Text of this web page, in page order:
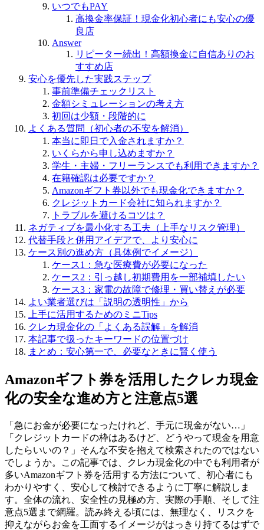
いつでもPAY
高換金率保証！現金化初心者にも安心の優
良店
Answer
リピーター続出！高額換金に自信ありのお
すすめ店
安心を優先した実践ステップ
事前準備チェックリスト
金額シミュレーションの考え方
初回は少額・段階的に
よくある質問（初心者の不安を解消）
本当に即日で入金されますか？
いくらから申し込めますか？
学生・主婦・フリーランスでも利用できますか？
在籍確認は必要ですか？
Amazonギフト券以外でも現金化できますか？
クレジットカード会社に知られますか？
トラブルを避けるコツは？
ネガティブを最小化する工夫（上手なリスク管理）
代替手段と併用アイデアで、より安心に
ケース別の進め方（具体例でイメージ）
ケース1：急な医療費が必要になった
ケース2：引っ越し初期費用を一部補填したい
ケース3：家電の故障で修理・買い替えが必要
よい業者選びは「説明の透明性」から
上手に活用するためのミニTips
クレカ現金化の「よくある誤解」を解消
本記事で扱ったキーワードの位置づけ
まとめ：安心第一で、必要なときに賢く使う
Amazonギフト券を活用したクレカ現金
化の安全な進め方と注意点5選
「急にお金が必要になったけれど、手元に現金がない…」
「クレジットカードの枠はあるけど、どうやって現金を用意
したらいいの？」そんな不安を抱えて検索されたのではない
でしょうか。この記事では、クレカ現金化の中でも利用者が
多いAmazonギフト券を活用する方法について、初心者にも
わかりやすく、安心して検討できるように丁寧に解説しま
す。全体の流れ、安全性の見極め方、実際の手順、そして注
意点5選まで網羅。読み終える頃には、無理なく、リスクを
抑えながらお金を工面するイメージがはっきり持てるはずで